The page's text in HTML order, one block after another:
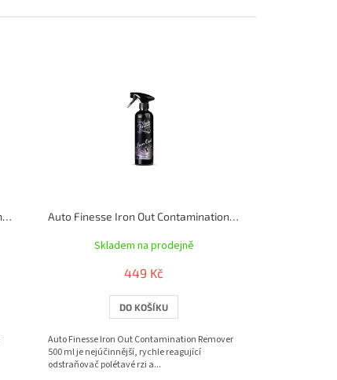
Gyeon Q2M Prep 500 ml čistič a odmašťovač povrchu Auto Finesse Iron Out Contamination Remover 500 ml odstraňovač polétavé rzi
Skladem na prodejně
449 Kč
DO KOŠÍKU
Auto Finesse Iron Out Contamination Remover
500 ml je nejúčinnější, rychle reagující
odstraňovač polétavé rzi a...